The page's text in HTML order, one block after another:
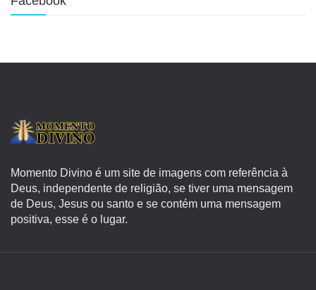
Momento Divino é um site de imagens com referência à
Deus, independente de religião, se tiver uma mensagem
de Deus, Jesus ou santo e se contém uma mensagem
positiva, esse é o lugar.